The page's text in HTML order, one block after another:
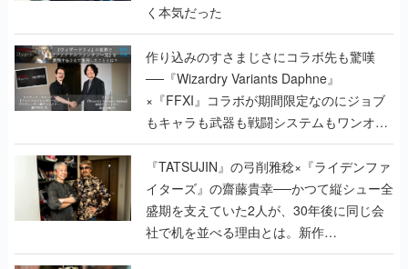
く本気だった
作り込みのすさまじさにコラボ先も驚嘆
──『Wizardry Variants Daphne』
×『FFXI』コラボが期間限定なのにジョブ
もキャラも武器も戦闘システムもワンオフ
で作り込まれた理由を両ディレクターに聞
く
『TATSUJIN』の弓削雅稔×『ライデンファ
イターズ』の齋藤貴幸──かつて縦シュー全
盛期を支えていた2人が、30年後に同じ会
社で机を並べる理由とは。新作
『TATSUJIN EXTREME』で初タッグを組